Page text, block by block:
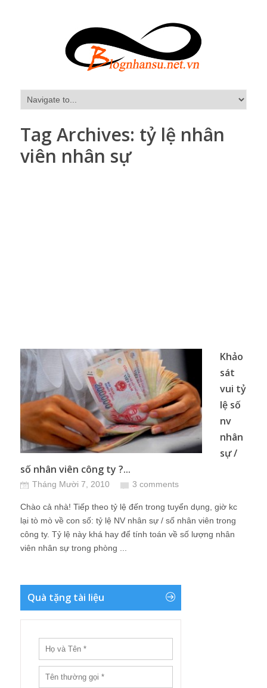
Tag Archives: tỷ lệ nhân
viên nhân sự
Khảo
sát
vui tỷ
lệ số
nv
nhân
sự /
số nhân viên công ty ?...
Tháng Mười 7, 2010 3 comments
Chào cả nhà! Tiếp theo tỷ lệ đến trong tuyển dụng, giờ kc
lại tò mò về con số: tỷ lệ NV nhân sự / số nhân viên trong
công ty. Tỷ lệ này khá hay để tính toán về số lượng nhân
viên nhân sự trong phòng ...
Quà tặng tài liệu